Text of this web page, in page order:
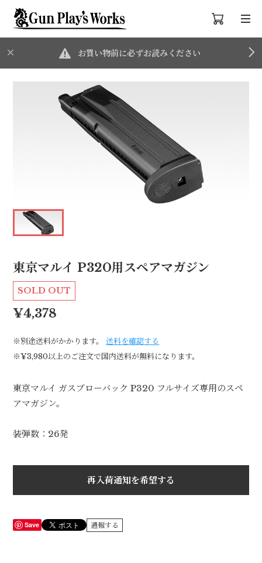
お買い物前に必ずお読みください
東京マルイ P320用スペアマガジン
¥4,378
SOLD OUT
※別途送料がかかります。
送料を確認する
※¥3,980以上のご注文で国内送料が無料になります。
東京マルイ ガスブローバック P320 フルサイズ専用のスペ
アマガジン。
装弾数：26発
再入荷通知を希望する
Save 通報する